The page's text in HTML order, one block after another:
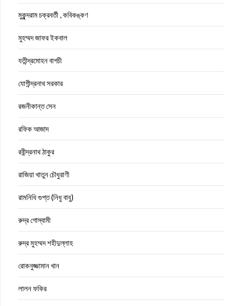
মুকুন্দরাম চক্রবর্তী , কবিকঙ্কণ
মুহম্মদ জাফর ইকবাল
যতীন্দ্রমোহন বাগচী
যোগীন্দ্রনাথ সরকার
রজনীকান্ত সেন
রফিক আজাদ
রবীন্দ্রনাথ ঠাকুর
রাজিয়া খাতুন চৌধুরাণী
রামনিধি গুপ্ত (নিধু বাবু)
রুদ্র গোস্বামী
রুদ্র মুহম্মদ শহীদুল্লাহ
রোকনুজ্জামান খান
লালন ফকির